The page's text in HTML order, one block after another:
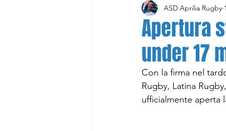
Mini Beach Rugby
Scuola Rugby URAP 2022
Apertura
under 17
ASD Aprilia Rugby
Con la firma nel
Rugby, Latina
ufficialmente aperta